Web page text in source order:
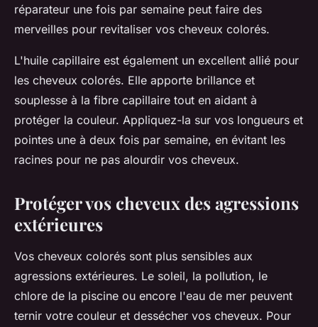
réparateur une fois par semaine peut faire des
merveilles pour revitaliser vos cheveux colorés.
L'huile capillaire est également un excellent allié pour
les cheveux colorés. Elle apporte brillance et
souplesse à la fibre capillaire tout en aidant à
protéger la couleur. Appliquez-la sur vos longueurs et
pointes une à deux fois par semaine, en évitant les
racines pour ne pas alourdir vos cheveux.
Protéger vos cheveux des agressions
extérieures
Vos cheveux colorés sont plus sensibles aux
agressions extérieures. Le soleil, la pollution, le
chlore de la piscine ou encore l'eau de mer peuvent
ternir votre couleur et dessécher vos cheveux. Pour